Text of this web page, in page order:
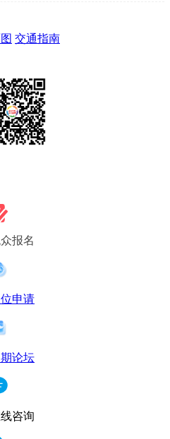
交通指南
报名
申请
论坛
咨询